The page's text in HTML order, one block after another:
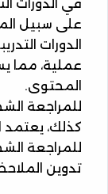
في الدورات
على سبيل
الدورات
عملية، مما
المحتوى.
للمراجعة
كذلك، يعتمد
للمراجعة
تدوين